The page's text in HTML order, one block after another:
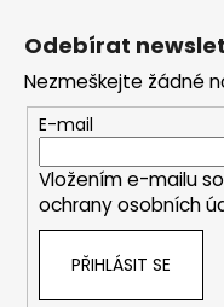
Odebírat
Nezmeškejte žádné
E-mail
Vložením e-mailu
ochrany osobních
PŘIHLÁSIT SE